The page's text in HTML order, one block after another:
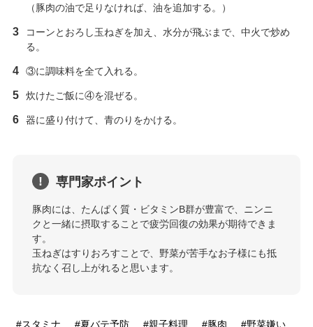
（豚肉の油で足りなければ、油を追加する。）
コーンとおろし玉ねぎを加え、水分が飛ぶまで、中火で炒め
る。
③に調味料を全て入れる。
炊けたご飯に④を混ぜる。
器に盛り付けて、青のりをかける。
専門家ポイント
豚肉には、たんぱく質・ビタミンB群が豊富で、ニンニ
クと一緒に摂取することで疲労回復の効果が期待できま
す。
玉ねぎはすりおろすことで、野菜が苦手なお子様にも抵
抗なく召し上がれると思います。
スタミナ 夏バテ予防 親子料理 豚肉 野菜嫌い